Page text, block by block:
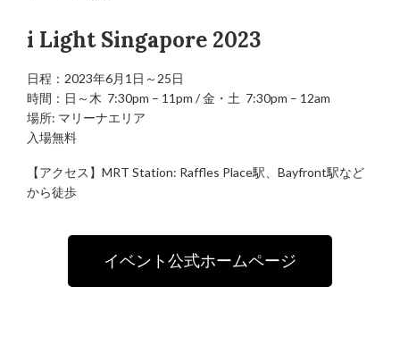
i Light Singapore 2023
日程：2023年6月1日～25日
時間：日～木 7:30pm – 11pm / 金・土 7:30pm – 12am
場所: マリーナエリア
入場無料
【アクセス】MRT Station: Raffles Place駅、Bayfront駅など
から徒歩
イベント公式ホームページ